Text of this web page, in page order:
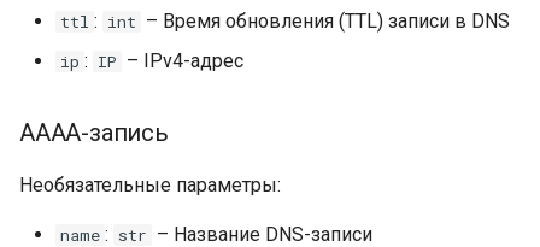
ttl : int – Время обновления (TTL) записи в DNS
ip : IP – IPv4-адрес
AAAA-запись
Необязательные параметры:
name : str – Название DNS-записи